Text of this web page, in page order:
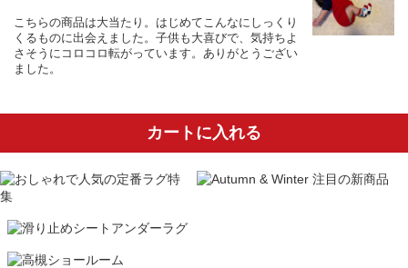
こちらの商品は大当たり。はじめてこんなにしっくり
くるものに出会えました。子供も大喜びで、気持ちよ
さそうにコロコロ転がっています。ありがとうござい
ました。
カートに入れる